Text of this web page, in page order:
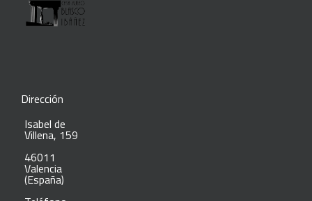
Dirección
Isabel de
Villena, 159
46011
Valencia
(España)